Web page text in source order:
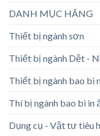
DANH MỤC HÃNG
Thiết bị ngành sơn
Thiết bị ngành Dệt -
Thiết bị ngành bao bì
Thí bị ngành bao bì in
Dụng cụ - Vật tư tiêu